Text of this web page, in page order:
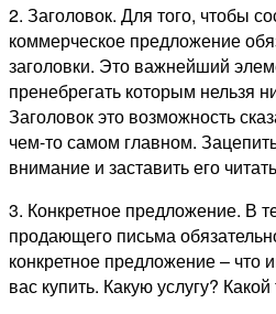
2. Заголовок. Для того, чтобы
коммерческое предложение
заголовки. Это важнейший
пренебрегать которым нельзя
Заголовок это возможность
чем-то самом главном.
внимание и заставить его
3. Конкретное предложение. В
продающего письма
конкретное предложение – что
вас купить. Какую услугу?